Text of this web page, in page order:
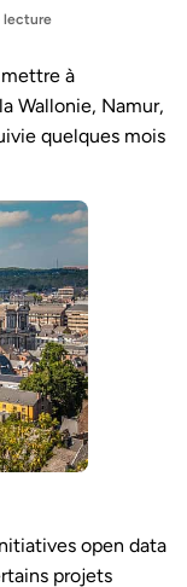
lecture
à
Wallonie, Namur,
quelques mois
open data
projets